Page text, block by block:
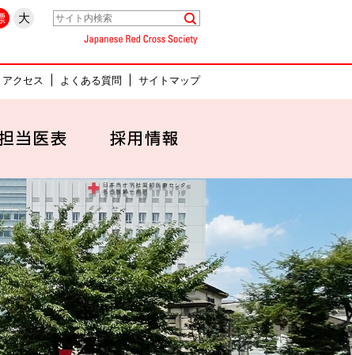
古屋市中村区
大
アクセス よくある質問 サイトマップ
ス 外来担当医表